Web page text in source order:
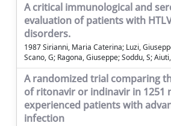
A critical immunological and
evaluation of patients with
disorders.
1987 Sirianni, Maria Caterina; Luzi,
Scano, G; Ragona, Giuseppe; Soddu, S;
A randomized trial comparing
of ritonavir or indinavir in 1251
experienced patients with
infection